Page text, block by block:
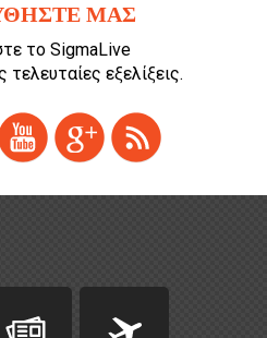
ΜΑΣ
το SigmaLive
τελευταίες εξελίξεις.